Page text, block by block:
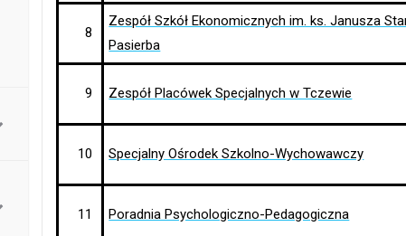
8
Zespół Szkół Ekonomicznych im. ks. Janusza
Pasierba
9 Zespół Placówek Specjalnych w Tczewie
10 Specjalny Ośrodek Szkolno-Wychowawczy
11 Poradnia Psychologiczno-Pedagogiczna